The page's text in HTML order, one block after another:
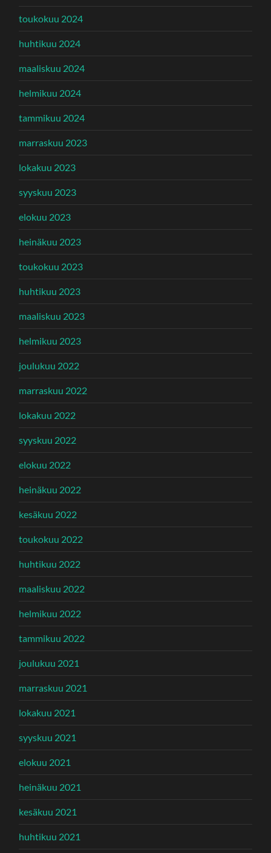
toukokuu 2024
huhtikuu 2024
maaliskuu 2024
helmikuu 2024
tammikuu 2024
marraskuu 2023
lokakuu 2023
syyskuu 2023
elokuu 2023
heinäkuu 2023
toukokuu 2023
huhtikuu 2023
maaliskuu 2023
helmikuu 2023
joulukuu 2022
marraskuu 2022
lokakuu 2022
syyskuu 2022
elokuu 2022
heinäkuu 2022
kesäkuu 2022
toukokuu 2022
huhtikuu 2022
maaliskuu 2022
helmikuu 2022
tammikuu 2022
joulukuu 2021
marraskuu 2021
lokakuu 2021
syyskuu 2021
elokuu 2021
heinäkuu 2021
kesäkuu 2021
huhtikuu 2021